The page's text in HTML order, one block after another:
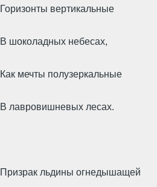
Горизонты вертикальные
В шоколадных небесах,
Как мечты полузеркальные
В лавровишневых лесах.
Призрак льдины огнедышащей